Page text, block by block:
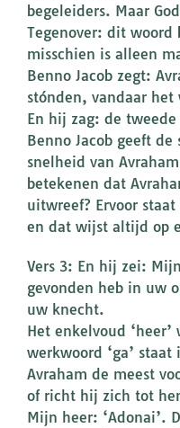
begeleiders. Maar
Tegenover: dit woord
misschien is alleen
Benno Jacob zegt:
stónden, vandaar het
En hij zag: de
Benno Jacob geeft
snelheid van
betekenen dat
uitwreef? Ervoor
en dat wijst altijd op
Vers 3: En hij zei:
gevonden heb in uw
uw knecht.
Het enkelvoud
werkwoord ‘ga’
Avraham de meest
of richt hij zich tot
Mijn heer: ‘Adonai’.